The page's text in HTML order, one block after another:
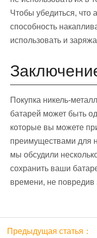
Чтобы убедиться, что
способность
использовать и
Покупка никель-
батарей может быть
которые вы можете
преимуществами для
мы обсудили
сохранить ваши
времени, не повредив
Предыдущая статья：